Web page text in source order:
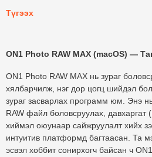
Түгээх
ON1 Photo RAW MAX (macOS) —
ON1 Photo RAW MAX нь зураг
хялбарчилж, нэг дор цогц шийдэл
зураг засварлах программ юм. Энэ нь
RAW файл боловсруулах, давхаргат
хиймэл оюунаар сайжруулалт хийх
интуитив платформд багтаасан. Та
эсвэл хоббит сонирхогч байсан ч